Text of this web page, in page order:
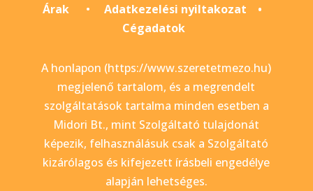
Árak• Adatkezelési nyiltakozat •
Cégadatok
A honlapon (https://www.szeretetmezo.hu)
megjelenő tartalom, és a megrendelt
szolgáltatások tartalma minden esetben a
Midori Bt., mint Szolgáltató tulajdonát
képezik, felhasználásuk csak a Szolgáltató
kizárólagos és kifejezett írásbeli engedélye
alapján lehetséges.